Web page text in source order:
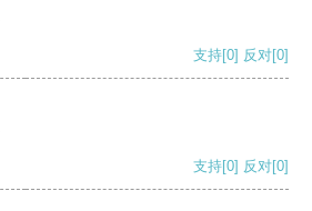
支持[0] 反对[0]
支持[0] 反对[0]